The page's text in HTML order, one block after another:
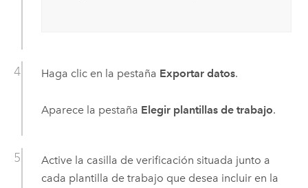
Haga clic en la pestaña Exportar datos.
Aparece la pestaña Elegir plantillas de trabajo.
Active la casilla de verificación situada junto a
cada plantilla de trabajo que desea incluir en la